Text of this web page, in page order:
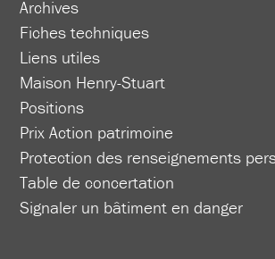
Archives
Fiches techniques
Liens utiles
Maison Henry-Stuart
Positions
Prix Action patrimoine
Protection des renseignements
Table de concertation
Signaler un bâtiment en danger